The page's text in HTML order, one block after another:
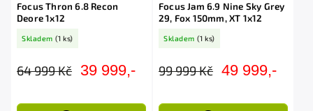
Focus Thron 6.8 Recon
Deore 1x12
Skladem (1 ks)
64 999 Kč 39 999,-
Focus Jam 6.9 Nine Sky Grey
29, Fox 150mm, XT 1x12
Skladem (1 ks)
99 999 Kč 49 999,-